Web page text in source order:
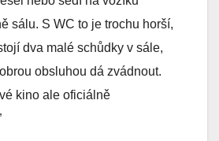
sálu. S WC to je trochu horší,
dva malé schůdky v sále,
obsluhou dá zvádnout.
kino ale oficiálně